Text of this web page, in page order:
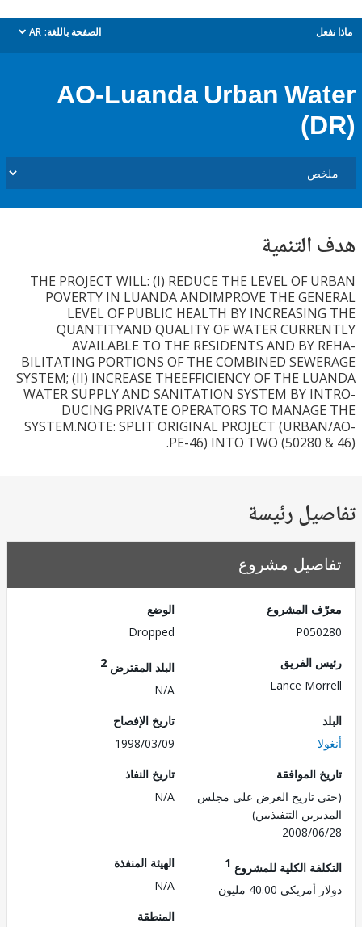
الصفحة باللغة: AR
dropdown
AO-Luanda Urban
THE PROJECT WILL: (I) REDUCE THE LEVEL OF
POVERTY IN LUANDA ANDIMPROVE THE
LEVEL OF PUBLIC HEALTH BY
QUANTITYAND QUALITY OF WATER
AVAILABLE TO THE RESIDENTS AND BY
BILITATING PORTIONS OF THE COMBINED
SYSTEM; (II) INCREASE THEEFFICIENCY OF THE
WATER SUPPLY AND SANITATION SYSTEM BY
DUCING PRIVATE OPERATORS TO
SYSTEM.NOTE: SPLIT ORIGINAL PROJECT
PE-46) INTO TWO
رئيسة
مشروع
المشروع
Dropped
الفريق
Lance
البلد المقترض
تاريخ الإفصاح
1998/03/09
الموافقة
تاريخ العرض على مجلس
التنفيذيين)
2008/
تاريخ النفاذ
N/A
الكلية للمشروع1
40.00 مليون
الهيئة المنفذة